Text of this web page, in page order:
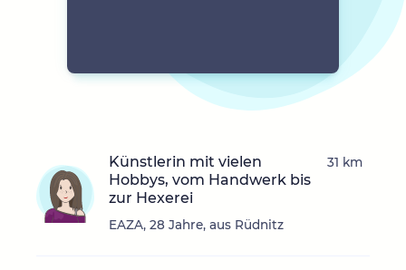
Künstlerin mit vielen
Hobbys, vom Handwerk bis
zur Hexerei
EAZA, 28 Jahre, aus Rüdnitz
31 km